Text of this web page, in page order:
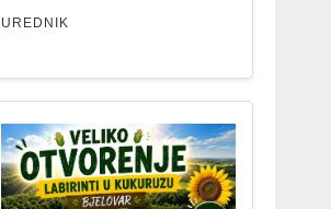
UREDNIK